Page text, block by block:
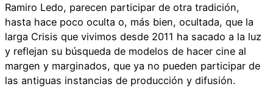
Ramiro Ledo, parecen participar de otra tradición,
hasta hace poco oculta o, más bien, ocultada, que la
larga Crisis que vivimos desde 2011 ha sacado a la luz
y reflejan su búsqueda de modelos de hacer cine al
margen y marginados, que ya no pueden participar de
las antiguas instancias de producción y difusión.